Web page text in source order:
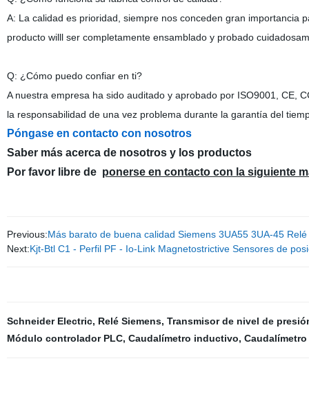
A: La calidad es prioridad, siempre nos conceden gran importancia
producto willl ser completamente ensamblado y probado
Q: ¿Cómo puedo confiar en ti?
A nuestra empresa ha sido auditado y aprobado por ISO9001, CE,
la responsabilidad de una vez problema durante la garantía del
Póngase en contacto con nosotros
Saber más acerca de nosotros y los productos
Por favor libre de ponerse en contacto con la siguiente
Previous:Más barato de buena calidad Siemens 3UA55 3UA-45
Next:Kjt-Btl C1 - Perfil PF - Io-Link Magnetostrictive Sensores de
Schneider Electric, Relé Siemens, Transmisor de nivel de
Módulo controlador PLC, Caudalímetro inductivo,